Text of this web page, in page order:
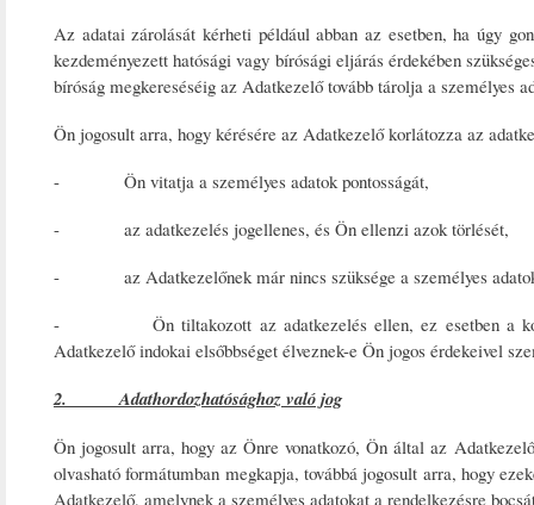
Az adatai zárolását kérheti például abban az esetben, ha úgy
kezdeményezett hatósági vagy bírósági eljárás érdekében
bíróság megkereséséig az Adatkezelő tovább tárolja a személyes
Ön jogosult arra, hogy kérésére az Adatkezelő korlátozza az
- Ön vitatja a személyes adatok pontosságát,
- az adatkezelés jogellenes, és Ön ellenzi azok törlését,
- az Adatkezelőnek már nincs szüksége a személyes
- Ön tiltakozott az adatkezelés ellen, ez esetben a
Adatkezelő indokai elsőbbséget élveznek-e Ön jogos érdekeivel
2. Adathordozhatósághoz való jog
Ön jogosult arra, hogy az Önre vonatkozó, Ön által az
olvasható formátumban megkapja, továbbá jogosult arra, hogy
Adatkezelő, amelynek a személyes adatokat a rendelkezésre